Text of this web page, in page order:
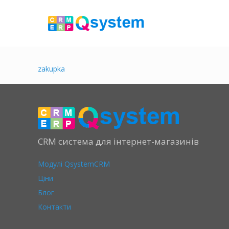
zakupka
CRM система для інтернет-магазинів
Модулі QsystemCRM
Ціни
Блог
Контакти